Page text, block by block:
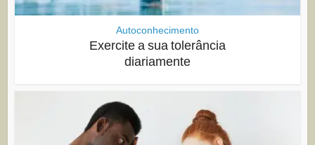
Autoconhecimento
Exercite a sua tolerância
diariamente